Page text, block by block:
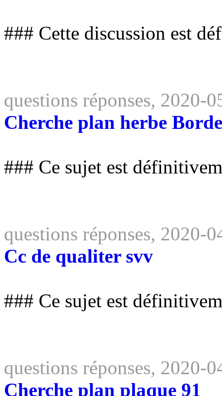
### Cette discussion est
questions réponses, 2020-
Cherche plan herbe
### Ce sujet est
questions réponses, 2020-
Cc de qualiter svv
### Ce sujet est
questions réponses, 2020-
Cherche plan plaque 91